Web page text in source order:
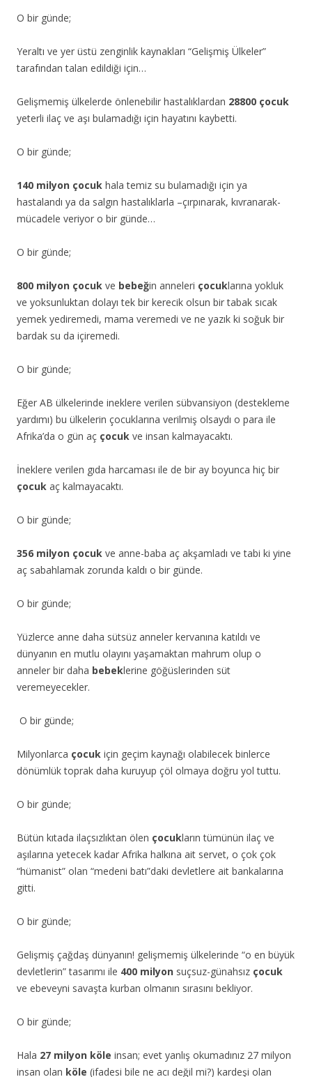
O bir günde;
Yeraltı ve yer üstü zenginlik kaynakları “Gelişmiş Ülkeler”
tarafından talan edildiği için…
Gelişmemiş ülkelerde önlenebilir hastalıklardan 28800 çocuk
yeterli ilaç ve aşı bulamadığı için hayatını kaybetti.
O bir günde;
140 milyon çocuk hala temiz su bulamadığı için ya
hastalandı ya da salgın hastalıklarla –çırpınarak, kıvranarak-
mücadele veriyor o bir günde…
O bir günde;
800 milyon çocuk ve bebeğin anneleri çocuklarına yokluk
ve yoksunluktan dolayı tek bir kerecik olsun bir tabak sıcak
yemek yediremedi, mama veremedi ve ne yazık ki soğuk bir
bardak su da içiremedi.
O bir günde;
Eğer AB ülkelerinde ineklere verilen sübvansiyon (destekleme
yardımı) bu ülkelerin çocuklarına verilmiş olsaydı o para ile
Afrika’da o gün aç çocuk ve insan kalmayacaktı.
İneklere verilen gıda harcaması ile de bir ay boyunca hiç bir
çocuk aç kalmayacaktı.
O bir günde;
356 milyon çocuk ve anne-baba aç akşamladı ve tabi ki yine
aç sabahlamak zorunda kaldı o bir günde.
O bir günde;
Yüzlerce anne daha sütsüz anneler kervanına katıldı ve
dünyanın en mutlu olayını yaşamaktan mahrum olup o
anneler bir daha bebeklerine göğüslerinden süt
veremeyecekler.
O bir günde;
Milyonlarca çocuk için geçim kaynağı olabilecek binlerce
dönümlük toprak daha kuruyup çöl olmaya doğru yol tuttu.
O bir günde;
Bütün kıtada ilaçsızlıktan ölen çocukların tümünün ilaç ve
aşılarına yetecek kadar Afrika halkına ait servet, o çok çok
“hümanist” olan “medeni batı”daki devletlere ait bankalarına
gitti.
O bir günde;
Gelişmiş çağdaş dünyanın! gelişmemiş ülkelerinde “o en büyük
devletlerin” tasarımı ile 400 milyon suçsuz-günahsız çocuk
ve ebeveyni savaşta kurban olmanın sırasını bekliyor.
O bir günde;
Hala 27 milyon köle insan; evet yanlış okumadınız 27 milyon
insan olan köle (ifadesi bile ne acı değil mi?) kardeşi olan